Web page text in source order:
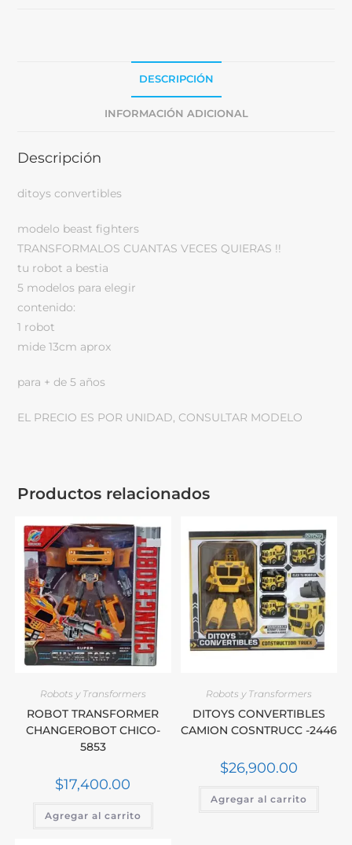
DESCRIPCIÓN
INFORMACIÓN ADICIONAL
Descripción
ditoys convertibles
modelo beast fighters
TRANSFORMALOS CUANTAS VECES QUIERAS !!
tu robot a bestia
5 modelos para elegir
contenido:
1 robot
mide 13cm aprox
para + de 5 años
EL PRECIO ES POR UNIDAD, CONSULTAR MODELO
Productos relacionados
Robots y Transformers
ROBOT TRANSFORMER
CHANGEROBOT CHICO-
5853
$17,400.00
Agregar al carrito
Robots y Transformers
DITOYS CONVERTIBLES
CAMION COSNTRUCC -2446
$26,900.00
Agregar al carrito